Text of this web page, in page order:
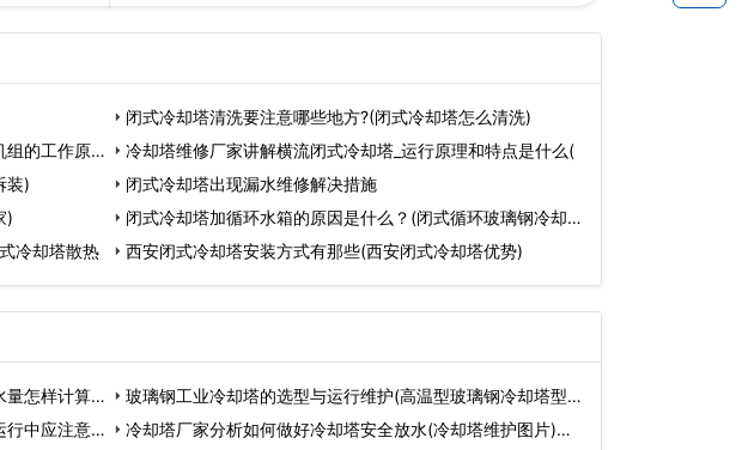
闭式冷却塔清洗要注意哪些地方?(闭式冷却塔怎么清洗)
的工作原理
冷却塔维修厂家讲解横流闭式冷却塔_运行原理和特点是什么(
装)
闭式冷却塔出现漏水维修解决措施
)
闭式冷却塔加循环水箱的原因是什么？(闭式循环玻璃钢冷却塔
厂
冷却塔散热 西安闭式冷却塔安装方式有那些(西安闭式冷却塔优势)
量怎样计算)
玻璃钢工业冷却塔的选型与运行维护(高温型玻璃钢冷却塔型
号…
行中应注意
冷却塔厂家分析如何做好冷却塔安全放水(冷却塔维护图片)…